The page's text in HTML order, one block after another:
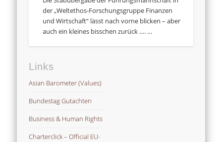
der „Weltethos-Forschungsgruppe Finanzen
und Wirtschaft“ lässt nach vorne blicken – aber
auch ein kleines bisschen zurück …. …
Links
Asian Barometer (Values)
Bundestag Gutachten
Business & Human Rights
Charterclick – Official EU-